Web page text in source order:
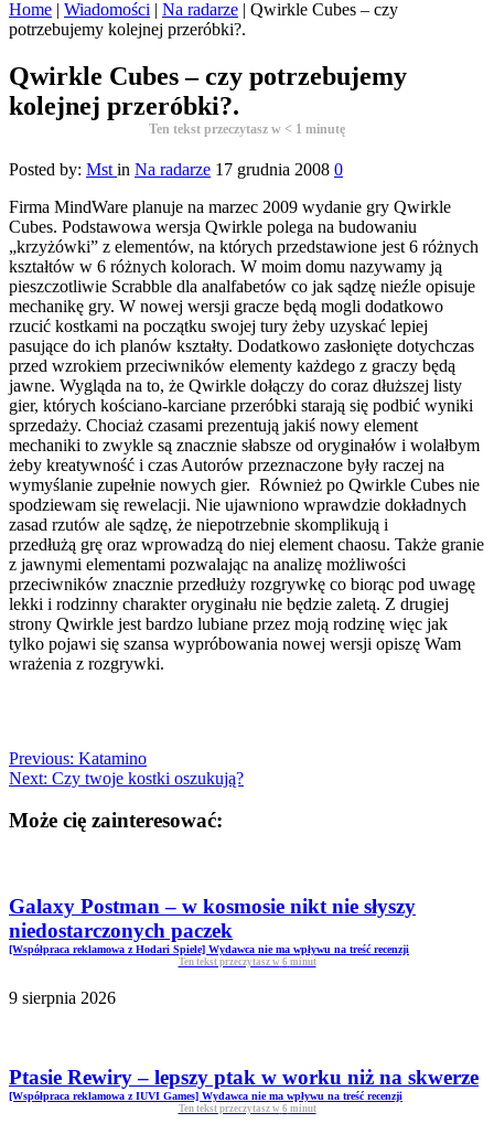
Home | Wiadomości | Na radarze | Qwirkle Cubes – czy
potrzebujemy kolejnej przeróbki?.
Qwirkle Cubes – czy potrzebujemy
kolejnej przeróbki?.
Ten tekst przeczytasz w < 1 minutę
Posted by: Mst in Na radarze 17 grudnia 2008 0
Firma MindWare planuje na marzec 2009 wydanie gry Qwirkle
Cubes. Podstawowa wersja Qwirkle polega na budowaniu
„krzyżówki” z elementów, na których przedstawione jest 6 różnych
kształtów w 6 różnych kolorach. W moim domu nazywamy ją
pieszczotliwie Scrabble dla analfabetów co jak sądzę nieźle opisuje
mechanikę gry. W nowej wersji gracze będą mogli dodatkowo
rzucić kostkami na początku swojej tury żeby uzyskać lepiej
pasujące do ich planów kształty. Dodatkowo zasłonięte dotychczas
przed wzrokiem przeciwników elementy każdego z graczy będą
jawne. Wygląda na to, że Qwirkle dołączy do coraz dłuższej listy
gier, których kościano-karciane przeróbki starają się podbić wyniki
sprzedaży. Chociaż czasami prezentują jakiś nowy element
mechaniki to zwykle są znacznie słabsze od oryginałów i wolałbym
żeby kreatywność i czas Autorów przeznaczone były raczej na
wymyślanie zupełnie nowych gier. Również po Qwirkle Cubes nie
spodziewam się rewelacji. Nie ujawniono wprawdzie dokładnych
zasad rzutów ale sądzę, że niepotrzebnie skomplikują i
przedłużą grę oraz wprowadzą do niej element chaosu. Także granie
z jawnymi elementami pozwalając na analizę możliwości
przeciwników znacznie przedłuży rozgrywkę co biorąc pod uwagę
lekki i rodzinny charakter oryginału nie będzie zaletą. Z drugiej
strony Qwirkle jest bardzo lubiane przez moją rodzinę więc jak
tylko pojawi się szansa wypróbowania nowej wersji opiszę Wam
wrażenia z rozgrywki.
Previous: Katamino
Next: Czy twoje kostki oszukują?
Może cię zainteresować:
Galaxy Postman – w kosmosie nikt nie słyszy
niedostarczonych paczek
[Współpraca reklamowa z Hodari Spiele] Wydawca nie ma wpływu na treść recenzji
Ten tekst przeczytasz w 6 minut
9 sierpnia 2026
Ptasie Rewiry – lepszy ptak w worku niż na skwerze
[Współpraca reklamowa z IUVI Games] Wydawca nie ma wpływu na treść recenzji
Ten tekst przeczytasz w 6 minut